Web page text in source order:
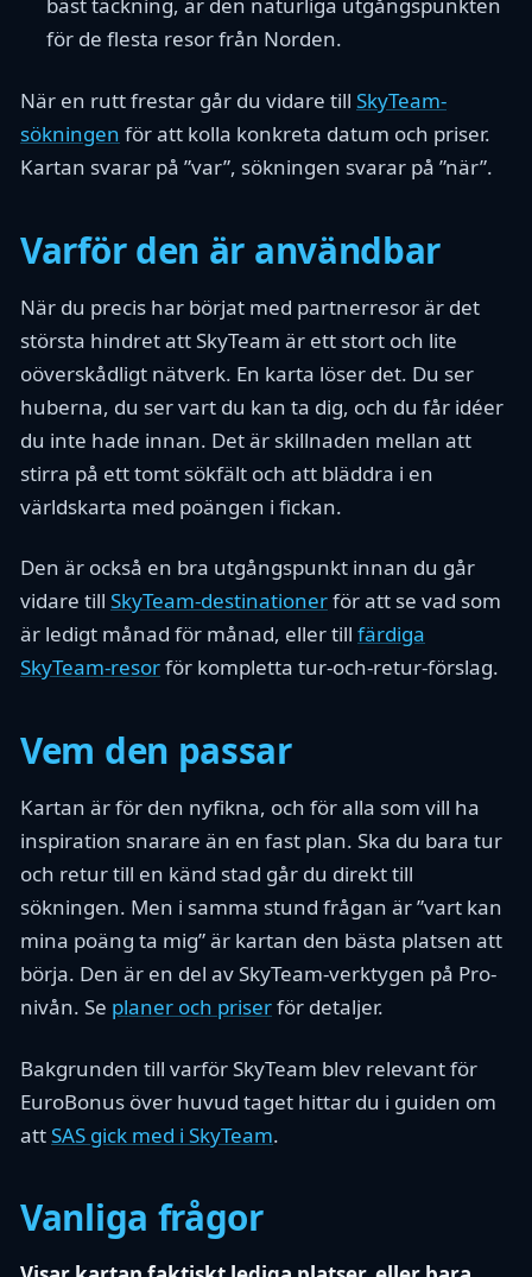
bäst täckning, är den naturliga utgångspunkten
för de flesta resor från Norden.
När en rutt frestar går du vidare till SkyTeam-
sökningen för att kolla konkreta datum och priser.
Kartan svarar på ”var”, sökningen svarar på ”när”.
Varför den är användbar
När du precis har börjat med partnerresor är det
största hindret att SkyTeam är ett stort och lite
oöverskådligt nätverk. En karta löser det. Du ser
huberna, du ser vart du kan ta dig, och du får idéer
du inte hade innan. Det är skillnaden mellan att
stirra på ett tomt sökfält och att bläddra i en
världskarta med poängen i fickan.
Den är också en bra utgångspunkt innan du går
vidare till SkyTeam-destinationerför att se vad som
är ledigt månad för månad, eller till färdiga
SkyTeam-resorför kompletta tur-och-retur-förslag.
Vem den passar
Kartan är för den nyfikna, och för alla som vill ha
inspiration snarare än en fast plan. Ska du bara tur
och retur till en känd stad går du direkt till
sökningen. Men i samma stund frågan är ”vart kan
mina poäng ta mig” är kartan den bästa platsen att
börja. Den är en del av SkyTeam-verktygen på Pro-
nivån. Se planer och priserför detaljer.
Bakgrunden till varför SkyTeam blev relevant för
EuroBonus över huvud taget hittar du i guiden om
attSAS gick med i SkyTeam.
Vanliga frågor